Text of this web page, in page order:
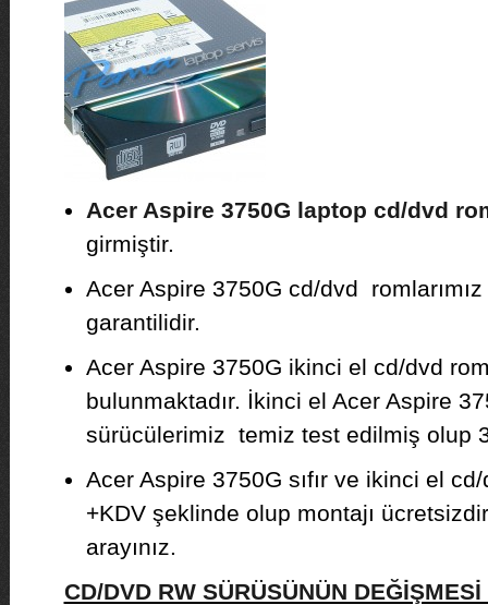
Acer Aspire 3750G laptop cd/dvd
girmiştir.
Acer Aspire 3750G cd/dvd romlarımız
garantilidir.
Acer Aspire 3750G ikinci el cd/dvd
bulunmaktadır. İkinci el Acer Aspire
sürücülerimiz temiz test edilmiş olup
Acer Aspire 3750G sıfır ve ikinci el
+KDV şeklinde olup montajı
arayınız.
CD/DVD RW SÜRÜSÜNÜN